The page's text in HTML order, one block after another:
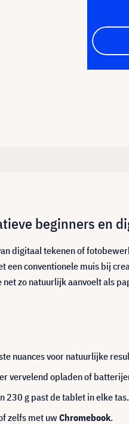
beginners en
digitaal tekenen of
conventionele muis bij
net zo natuurlijk aanvoelt als
nuances voor natuurlijke
vervelend opladen of
230 g past de tablet in elke tas.
zelfs met uwChromebook.